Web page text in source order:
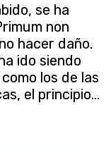
se ha
non
hacer daño.
ido siendo
los de las
el principio...